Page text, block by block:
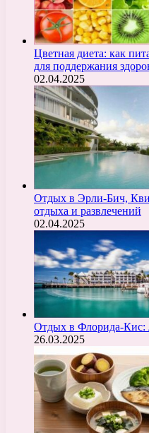
Цветная диета: как
для поддержания
02.04.2025
Отдых в Эрли-Бич,
отдыха и развлечений
02.04.2025
Отдых в Флорида-Кис:
26.03.2025